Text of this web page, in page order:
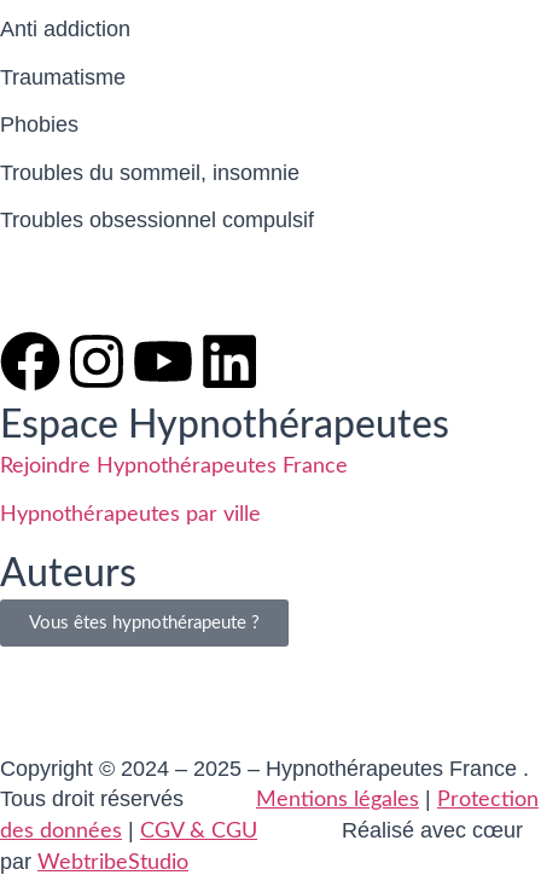
Anti addiction
Traumatisme
Phobies
Troubles du sommeil, insomnie
Troubles obsessionnel compulsif
Espace Hypnothérapeutes
Rejoindre Hypnothérapeutes France
Hypnothérapeutes par ville
Auteurs
Vous êtes hypnothérapeute ?
Copyright © 2024 – 2025 – Hypnothérapeutes France .
Tous droit réservés
Mentions légales | Protection
des données | CGV & CGU
Réalisé avec cœur
par WebtribeStudio